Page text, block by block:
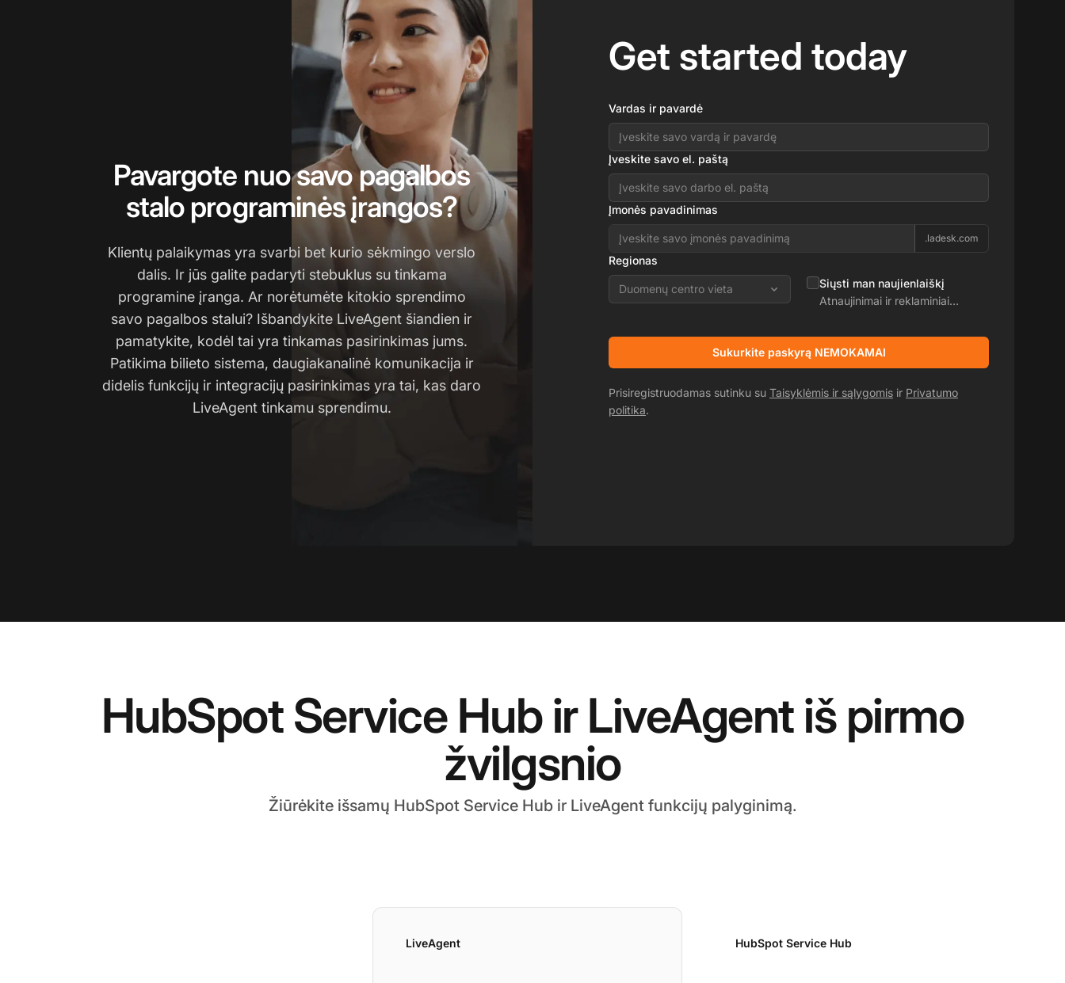
Pavargote nuo savo pagalbos
stalo programinės įrangos?
Klientų palaikymas yra svarbi bet kurio sėkmingo verslo
dalis. Ir jūs galite padaryti stebuklus su tinkama
programine įranga. Ar norėtumėte kitokio sprendimo
savo pagalbos stalui? Išbandykite LiveAgent šiandien ir
pamatykite, kodėl tai yra tinkamas pasirinkimas jums.
Patikima bilieto sistema, daugiakanalinė komunikacija ir
didelis funkcijų ir integracijų pasirinkimas yra tai, kas daro
LiveAgent tinkamu sprendimu.
Get started today
Vardas ir pavardė
Įveskite savo el. paštą
Įmonės pavadinimas
.ladesk.com
Regionas
Duomenų centro vieta
Siųsti man naujienlaiškį
Atnaujinimai ir reklaminiai
Sukurkite paskyrą NEMOKAMAI
Prisiregistruodamas sutinku su Taisyklėmis ir sąlygomis ir Privatumo
politika.
HubSpot Service Hub ir LiveAgent iš pirmo
žvilgsnio
Žiūrėkite išsamų HubSpot Service Hub ir LiveAgent funkcijų palyginimą.
LiveAgent HubSpot Service Hub